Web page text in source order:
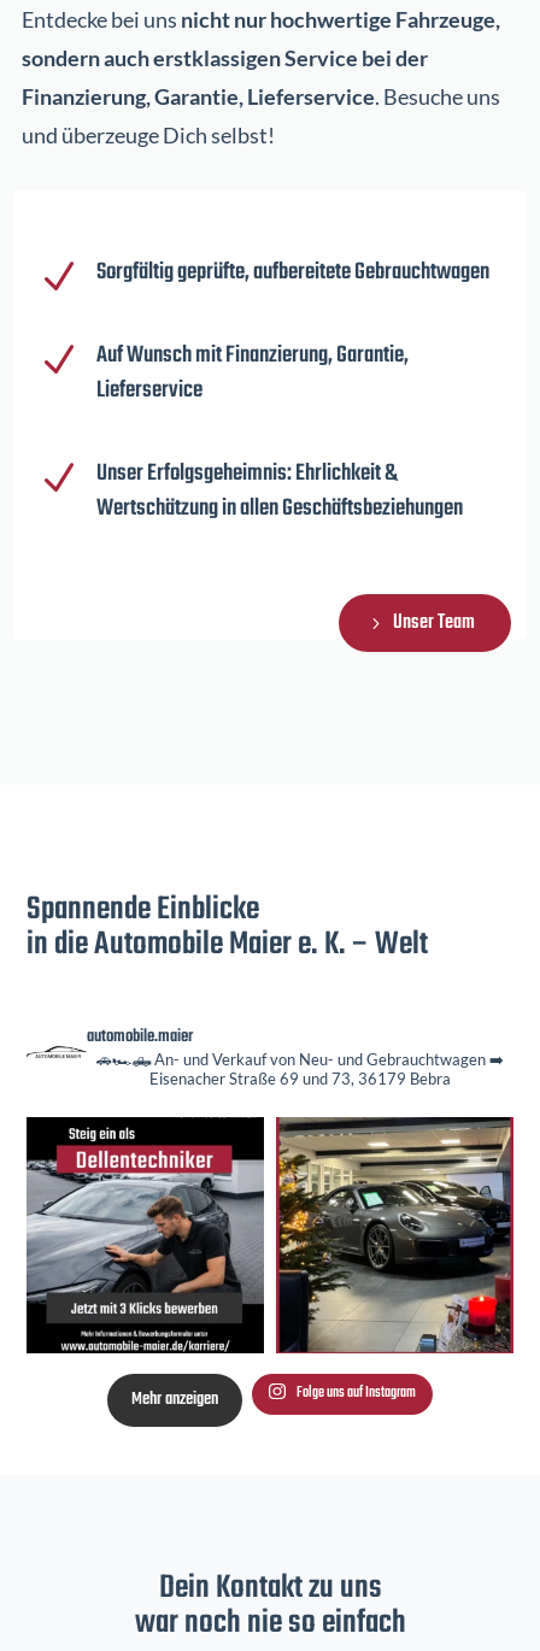
Entdecke bei uns nicht nur hochwertige Fahrzeuge,
sondern auch erstklassigen Service bei der
Finanzierung, Garantie, Lieferservice. Besuche uns
und überzeuge Dich selbst!
N Sorgfältig geprüfte, aufbereitete Gebrauchtwagen
N
Auf Wunsch mit Finanzierung, Garantie,
Lieferservice
N
Unser Erfolgsgeheimnis: Ehrlichkeit &
Wertschätzung in allen Geschäftsbeziehungen
Unser Team
Spannende Einblicke
in die Automobile Maier e. K. – Welt
automobile.maier
🚗🏎️🛻 An- und Verkauf von Neu- und Gebrauchtwagen➡️
Eisenacher Straße 69 und 73, 36179 Bebra
Mehr anzeigen Folge uns auf Instagram
Dein Kontakt zu uns
war noch nie so einfach